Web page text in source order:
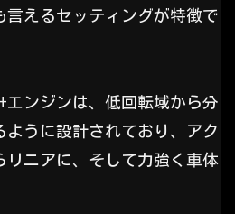
言えるセッティングが特徴で
エンジンは、低回転域から分
ように設計されており、アク
リニアに、そして力強く車体